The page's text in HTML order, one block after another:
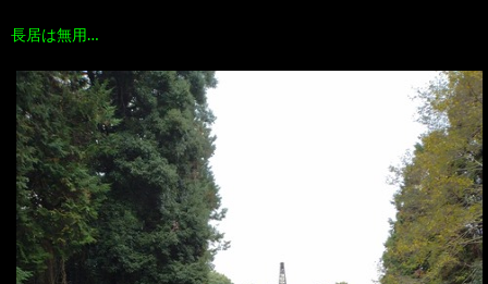
長居は無用…